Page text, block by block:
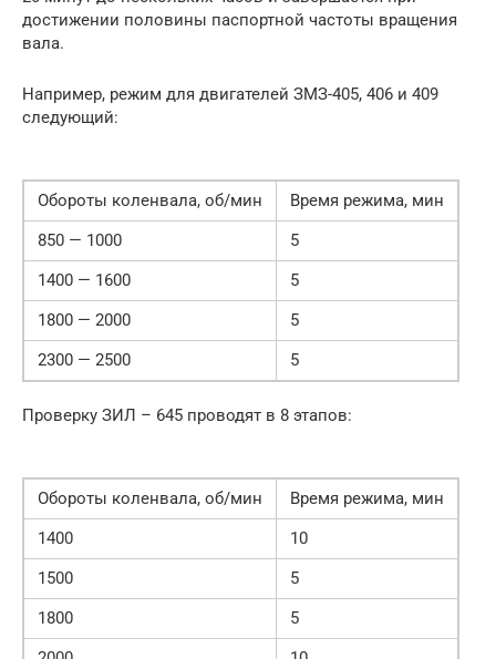
достижении половины паспортной частоты вращения
вала.
Например, режим для двигателей ЗМЗ-405, 406 и 409
следующий:
Обороты коленвала, об/мин
Время режима, мин
850 — 1000
5
1400 — 1600
5
1800 — 2000
5
2300 — 2500
5
Проверку ЗИЛ – 645 проводят в 8 этапов:
Обороты коленвала, об/мин
Время режима, мин
1400
10
1500
5
1800
5